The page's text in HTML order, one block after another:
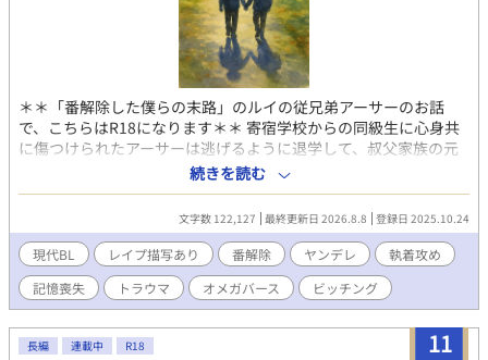
＊＊「番解除した僕らの末路」のルイの従兄弟アーサーのお話
で、こちらはR18になります＊＊ 寄宿学校からの同級生に心身共
に傷つけられたアーサーは逃げるように退学して、叔父家族の元
に身を寄せた。 １０年後、がん治療の専門医になったアーサー
は、初期がんの治療に訪れた同級生と再会することになった。 ＊
＊センシティブな内容も含みますのでタグをご確認ください。＊
＊ 「番解除した僕らの末路」の前日譚とアーサーとヴィクトール
視点の裏のお話も公開しています。 ＊＊番外編Recollect 不定期
連載中です。＊＊ 本編や以前書いた番外編等と若干齟齬が出て来
た部分がありますが、さらっと流していただけますようお願いし
ます。 都度都度だと埒が明かないので、全部書き終わってから修
正予定です。 ＊＊表紙画像はCopilotのAIで作成しました。＊＊
続きを読む
文字数 122,127 最終更新日 2026.8.8 登録日 2025.10.24
現代BL レイプ描写あり 番解除 ヤンデレ
執着攻め
記憶喪失
トラウマ オメガバース ビッチング
11
長編 連載中 R18